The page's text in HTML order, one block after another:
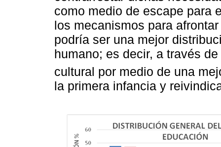
como medio de escape para
los mecanismos para
podría ser una mejor
humano; es decir, a través
cultural por medio de una
la primera infancia y